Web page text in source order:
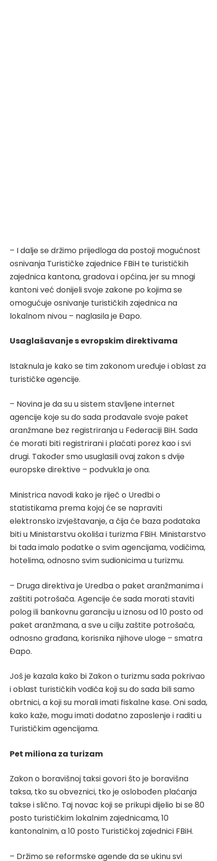
– I dalje se držimo prijedloga da postoji mogućnost
osnivanja Turističke zajednice FBiH te turističkih
zajednica kantona, gradova i općina, jer su mnogi
kantoni već donijeli svoje zakone po kojima se
omogućuje osnivanje turističkih zajednica na
lokalnom nivou – naglasila je Đapo.
Usaglašavanje s evropskim direktivama
Istaknula je kako se tim zakonom uređuje i oblast za
turističke agencije.
– Novina je da su u sistem stavljene internet
agencije koje su do sada prodavale svoje paket
aranžmane bez registriranja u Federaciji BiH. Sada
će morati biti registrirani i plaćati porez kao i svi
drugi. Također smo usuglasili ovaj zakon s dvije
europske direktive – podvukla je ona.
Ministrica navodi kako je riječ o Uredbi o
statistikama prema kojoj će se napraviti
elektronsko izvještavanje, a čija će baza podataka
biti u Ministarstvu okoliša i turizma FBiH. Ministarstvo
bi tada imalo podatke o svim agencijama, vodičima,
hotelima, odnosno svim sudionicima u turizmu.
– Druga direktiva je Uredba o paket aranžmanima i
zaštiti potrošača. Agencije će sada morati staviti
polog ili bankovnu garanciju u iznosu od 10 posto od
paket aranžmana, a sve u cilju zaštite potrošača,
odnosno građana, korisnika njihove uloge – smatra
Đapo.
Još je kazala kako bi Zakon o turizmu sada pokrivao
i oblast turističkih vodiča koji su do sada bili samo
obrtnici, a koji su morali imati fiskalne kase. Oni sada,
kako kaže, mogu imati dodatno zaposlenje i raditi u
Turističkim agencijama.
Pet miliona za turizam
Zakon o boravišnoj taksi govori što je boravišna
taksa, tko su obveznici, tko je oslobođen plaćanja
takse i slično. Taj novac koji se prikupi dijelio bi se 80
posto turističkim lokalnim zajednicama, 10
kantonalnim, a 10 posto Turističkoj zajednici FBiH.
– Držimo se reformske agende da se ukinu svi